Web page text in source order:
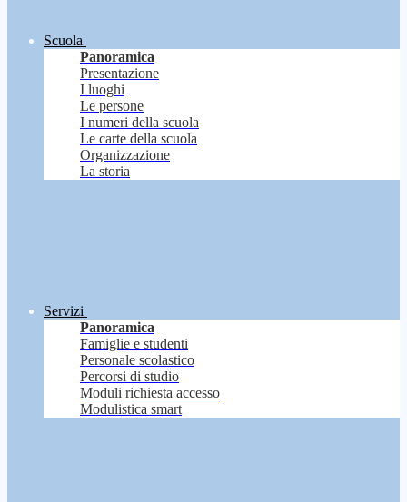
Scuola
Panoramica
Presentazione
I luoghi
Le persone
I numeri della scuola
Le carte della scuola
Organizzazione
La storia
Servizi
Panoramica
Famiglie e studenti
Personale scolastico
Percorsi di studio
Moduli richiesta accesso
Modulistica smart